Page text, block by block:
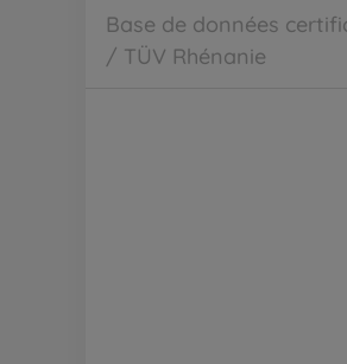
Base de données
/ TÜV Rhénanie